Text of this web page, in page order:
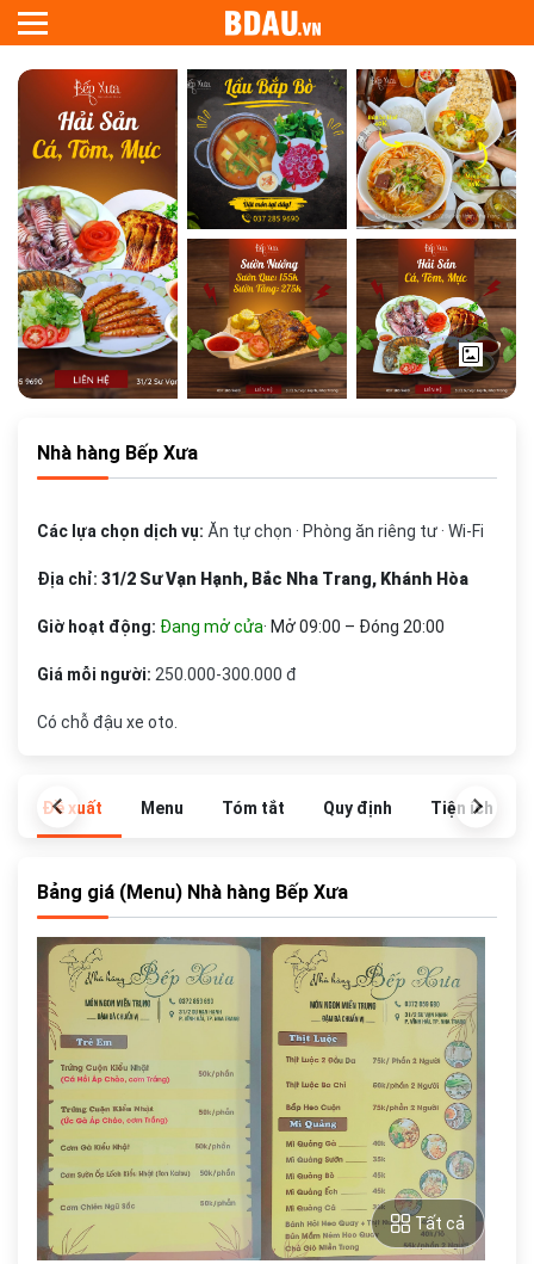
Nhà hàng Bếp Xưa
Các lựa chọn dịch vụ: Ăn tự chọn · Phòng ăn riêng tư · Wi-Fi
Địa chỉ: 31/2 Sư Vạn Hạnh, Bắc Nha Trang, Khánh Hòa
Giờ hoạt động: Đang mở cửa· Mở 09:00 – Đóng 20:00
Giá mỗi người: 250.000-300.000 đ
Có chỗ đậu xe oto.
Đề xuất Menu Tóm tắt Quy định Tiện ích
Bảng giá (Menu) Nhà hàng Bếp Xưa
Tất cả